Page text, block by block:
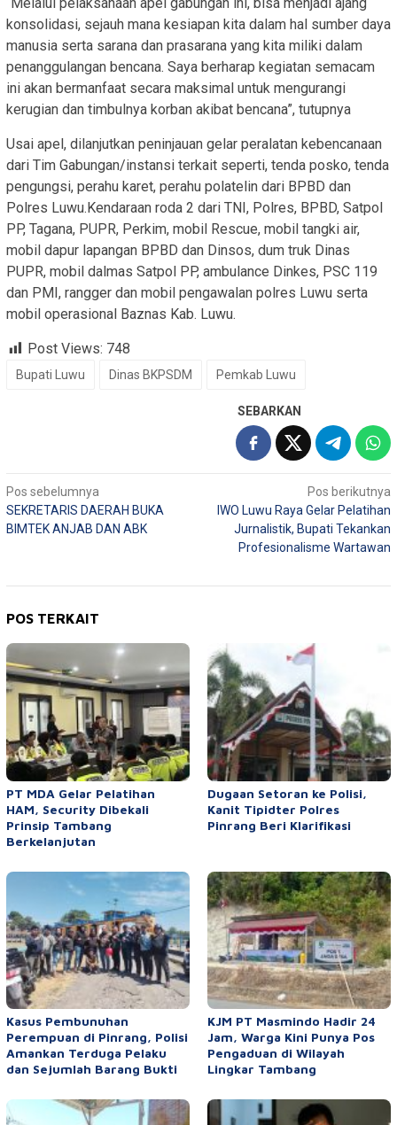
“Melalui pelaksanaan apel gabungan ini, bisa menjadi ajang
konsolidasi, sejauh mana kesiapan kita dalam hal sumber daya
manusia serta sarana dan prasarana yang kita miliki dalam
penanggulangan bencana. Saya berharap kegiatan semacam
ini akan bermanfaat secara maksimal untuk mengurangi
kerugian dan timbulnya korban akibat bencana”, tutupnya
Usai apel, dilanjutkan peninjauan gelar peralatan kebencanaan
dari Tim Gabungan/instansi terkait seperti, tenda posko, tenda
pengungsi, perahu karet, perahu polatelin dari BPBD dan
Polres Luwu.Kendaraan roda 2 dari TNI, Polres, BPBD, Satpol
PP, Tagana, PUPR, Perkim, mobil Rescue, mobil tangki air,
mobil dapur lapangan BPBD dan Dinsos, dum truk Dinas
PUPR, mobil dalmas Satpol PP, ambulance Dinkes, PSC 119
dan PMI, rangger dan mobil pengawalan polres Luwu serta
mobil operasional Baznas Kab. Luwu.
Post Views: 748
Bupati Luwu Dinas BKPSDM Pemkab Luwu
SEBARKAN
Navigasi
pos
Pos sebelumnya
SEKRETARIS DAERAH BUKA
BIMTEK ANJAB DAN ABK
Pos berikutnya
IWO Luwu Raya Gelar Pelatihan
Jurnalistik, Bupati Tekankan
Profesionalisme Wartawan
POS TERKAIT
PT MDA Gelar Pelatihan
HAM, Security Dibekali
Prinsip Tambang
Berkelanjutan
Dugaan Setoran ke Polisi,
Kanit Tipidter Polres
Pinrang Beri Klarifikasi
Kasus Pembunuhan
Perempuan di Pinrang, Polisi
Amankan Terduga Pelaku
dan Sejumlah Barang Bukti
KJM PT Masmindo Hadir 24
Jam, Warga Kini Punya Pos
Pengaduan di Wilayah
Lingkar Tambang